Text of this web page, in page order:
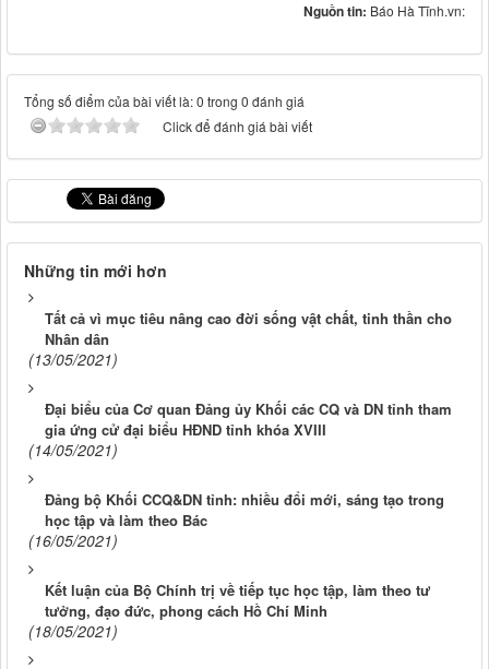
Nguồn tin: Báo Hà Tĩnh.vn:
Tổng số điểm của bài viết là: 0 trong 0 đánh giá
Click để đánh giá bài viết
Những tin mới hơn
Tất cả vì mục tiêu nâng cao đời sống vật chất, tinh thần cho
Nhân dân
(13/05/2021)
Đại biểu của Cơ quan Đảng ủy Khối các CQ và DN tỉnh tham
gia ứng cử đại biểu HĐND tỉnh khóa XVIII
(14/05/2021)
Đảng bộ Khối CCQ&DN tỉnh: nhiều đổi mới, sáng tạo trong
học tập và làm theo Bác
(16/05/2021)
Kết luận của Bộ Chính trị về tiếp tục học tập, làm theo tư
tưởng, đạo đức, phong cách Hồ Chí Minh
(18/05/2021)